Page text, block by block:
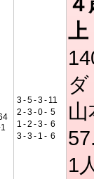
3-5-3- 11
2 -3-0- 5
1 -2 -3- 6
3-3- 1 - 6
上
1